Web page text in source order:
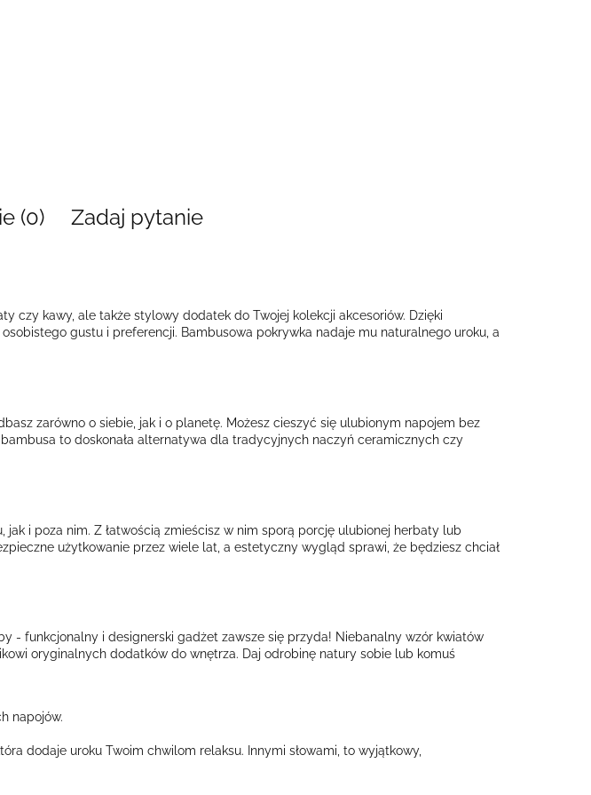
(0) Zadaj pytanie
czy kawy, ale także stylowy dodatek do Twojej kolekcji akcesoriów. Dzięki
gustu i preferencji. Bambusowa pokrywka nadaje mu naturalnego uroku, a
zarówno o siebie, jak i o planetę. Możesz cieszyć się ulubionym napojem bez
to doskonała alternatywa dla tradycyjnych naczyń ceramicznych czy
i poza nim. Z łatwością zmieścisz w nim sporą porcję ulubionej herbaty lub
użytkowanie przez wiele lat, a estetyczny wygląd sprawi, że będziesz chciał
- funkcjonalny i designerski gadżet zawsze się przyda! Niebanalny wzór kwiatów
oryginalnych dodatków do wnętrza. Daj odrobinę natury sobie lub komuś
napojów.
dodaje uroku Twoim chwilom relaksu. Innymi słowami, to wyjątkowy,